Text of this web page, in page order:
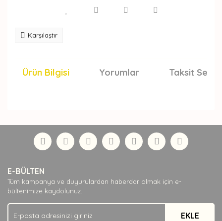
Karşılaştır
Ürün Bilgisi Yorumlar Taksit
Yorum Yaz
formunu kullanarak tarafımıza iletebilirsiniz.
Görüş ve önerileriniz için teşekkür ederiz.
Ürün açıklamasında eksik bilgiler bulunuyor.
Ürün bilgilerinde hatalar bulunuyor.
Ürün fiyatı diğer sitelerden daha pahalı.
Bu ürüne benzer farklı alternatifler olmalı.
E-BÜLTEN
Tüm kampanya ve duyurulardan haberdar olmak için e-
bültenimize kaydolunuz.
EKLE